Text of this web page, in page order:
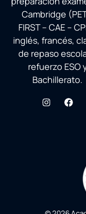
Cambridge
FIRST – CAE –
inglés, francés,
de repaso
refuerzo ESO
Bachillerato.